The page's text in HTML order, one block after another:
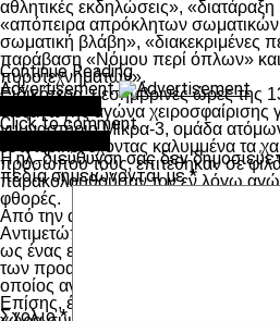
αθλητικές εκδηλώσεις», «διατάραξη
«απόπειρα απρόκλητων
σωματική βλάβη», «διακεκριμένες
παράβαση «Νόμου περί όπλων»
πυροτεχνημάτων».
Ειδικότερα, μεσημβρινές ώρες της
διεξαγωγής αγώνα χειροσφαίρισης
γυμναστήριο Μίκρα-3, ομάδα
εσωτερικό, έχοντας καλυμμένα τα
προσώπου τους, επιτέθηκαν σε
παρακολουθούσαν τον εν λόγω
φθορές.
Από την αστυνομική έρευνα
Αντιμετώπισης Βίας στους
ως ένας εκ των δραστών, ο οποίος
των προαναφερόμενων γεγονότων,
οποίος αναζητείται.
Επίσης, έξω από την παραπάνω
Continue Reading
Advertisement
Click to comment
Η ηλ. διεύθυνση σας δεν
πεδία σημειώνονται με*
Σχόλιο*